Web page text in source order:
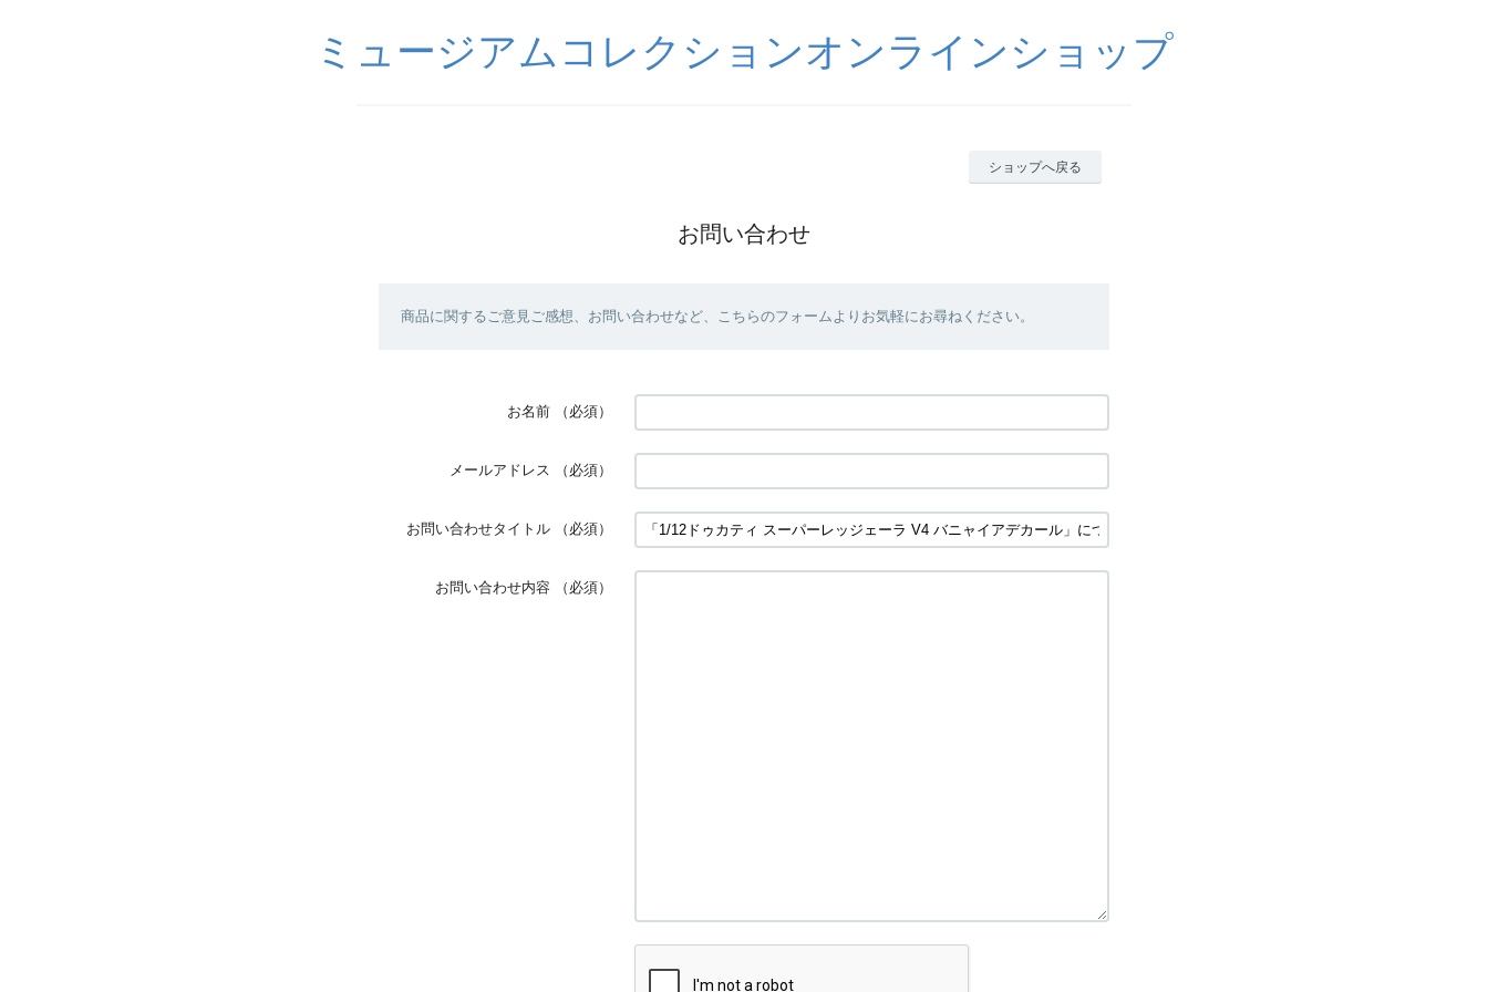
ミュージアムコレクションオンラインショップ
ショップへ戻る
お問い合わせ
商品に関するご意見ご感想、お問い合わせなど、こちらのフォームよりお気軽にお尋ねください。
お名前 （必須）
メールアドレス （必須）
お問い合わせタイトル （必須）
お問い合わせ内容 （必須）